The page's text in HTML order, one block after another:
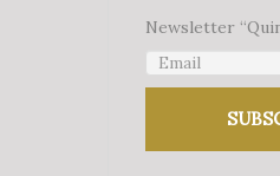
Newsletter